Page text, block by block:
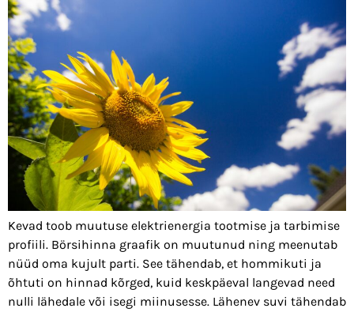
Kevad toob muutuse elektrienergia tootmise ja tarbimise
profiili. Börsihinna graafik on muutunud ning meenutab
nüüd oma kujult parti. See tähendab, et hommikuti ja
õhtuti on hinnad kõrged, kuid keskpäeval langevad need
nulli lähedale või isegi miinusesse. Lähenev suvi tähendab